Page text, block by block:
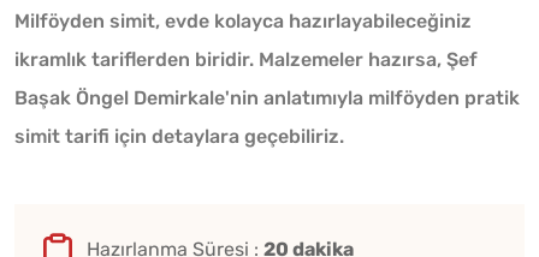
Milföyden simit, evde kolayca hazırlayabileceğiniz
ikramlık tariflerden biridir. Malzemeler hazırsa, Şef
Başak Öngel Demirkale'nin anlatımıyla milföyden pratik
simit tarifi için detaylara geçebiliriz.
Hazırlanma Süresi : 20 dakika